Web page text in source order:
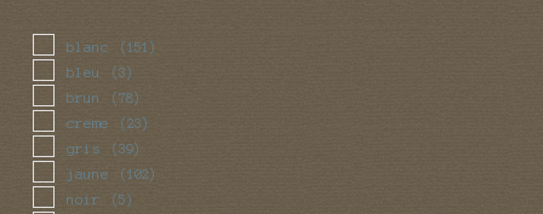
blanc (151)
bleu (3)
brun (78)
creme (23)
gris (39)
jaune (102)
noir (5)